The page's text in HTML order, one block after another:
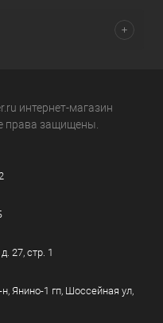
интернет-магазин
права защищены.
27, стр. 1
Янино-1 гп, Шоссейная ул,